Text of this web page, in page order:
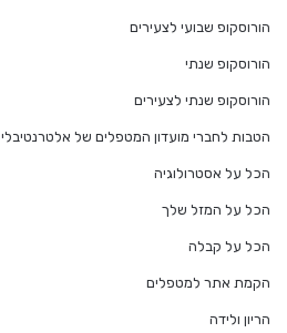
הורוסקופ שבועי לצעירים
הורוסקופ שנתי
הורוסקופ שנתי לצעירים
הטבות לחברי מועדון המטפלים של אלטרנטיבלי
הכל על אסטרולוגיה
הכל על המזל שלך
הכל על קבלה
הקמת אתר למטפלים
הריון ולידה